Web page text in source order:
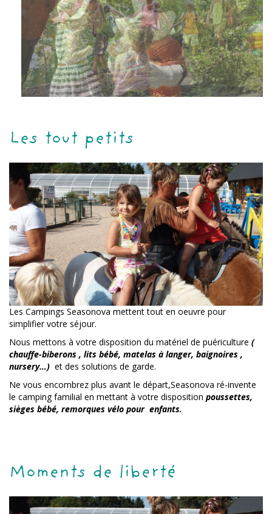
Les tout petits
Les Campings Seasonova mettent tout en oeuvre pour
simplifier votre séjour.
Nous mettons à votre disposition du matériel de puériculture (
chauffe-biberons , lits bébé, matelas à langer, baignoires ,
nursery…) et des solutions de garde.
Ne vous encombrez plus avant le départ,Seasonova ré-invente
le camping familial en mettant à votre disposition poussettes,
sièges bébé, remorques vélo pour enfants.
Moments de liberté